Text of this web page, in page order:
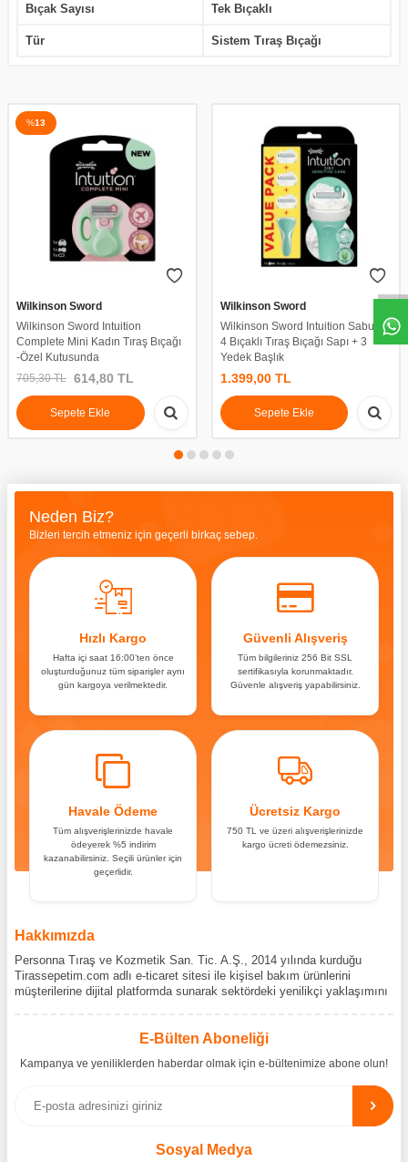
Bıçak Sayısı Tek Bıçaklı
Tür Sistem Tıraş Bıçağı
%13
Wilkinson Sword
Wilkinson Sword Intuition
Complete Mini Kadın Tıraş Bıçağı
-Özel Kutusunda
705,30TL 614,80 TL
Sepete Ekle
Wilkinson Sword
Wilkinson Sword Intuition Sabunlu
4 Bıçaklı Tıraş Bıçağı Sapı + 3
Yedek Başlık
1.399,00TL
Sepete Ekle
Neden Biz?
Bizleri tercih etmeniz için geçerli birkaç sebep.
Hızlı Kargo
Hafta içi saat 16:00’ten önce
oluşturduğunuz tüm siparişler aynı
gün kargoya verilmektedir.
Güvenli Alışveriş
Tüm bilgileriniz 256 Bit SSL
sertifikasıyla korunmaktadır.
Güvenle alışveriş yapabilirsiniz.
Havale Ödeme
Tüm alışverişlerinizde havale
ödeyerek %5 indirim
kazanabilirsiniz. Seçili ürünler için
geçerlidir.
Ücretsiz Kargo
750 TL ve üzeri alışverişlerinizde
kargo ücreti ödemezsiniz.
Hakkımızda
Personna Tıraş ve Kozmetik San. Tic. A.Ş., 2014 yılında kurduğu
Tirassepetim.com adlı e-ticaret sitesi ile kişisel bakım ürünlerini
müşterilerine dijital platformda sunarak sektördeki yenilikçi yaklaşımını
Wilkinson Sword, Bodman ve Bodycology markalarının resmî
etmektedir. Tüm ithalat süreçlerimizde orijinallik belgeleri ve üretici iş
birlikleriyle çalışarak, ürünlerin en güvenilir şekilde Türkiye pazarına
ulaşmasını sağlıyoruz. Amacımız, dünya genelinde milyonlarca
kullanıcıya hitap eden bu markaları, Türk tüketicilerle doğrudan, güvenli
E-Bülten Aboneliği
Kampanya ve yeniliklerden haberdar olmak için e-bültenimize abone olun!
Sosyal Medya